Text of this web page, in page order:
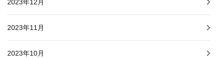
2023年12月
2023年11月
2023年10月